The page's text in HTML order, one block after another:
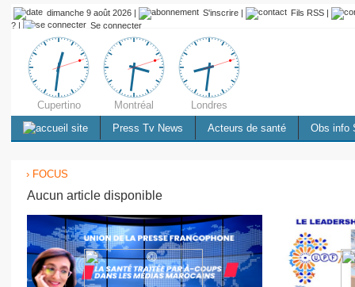
dimanche 9 août 2026 | S'inscrire | Fils RSS |
? | Se connecter
Cupertino Montréal
Londres
Press Tv News
Acteurs de santé Obs info
› FOCUS
Aucun article disponible